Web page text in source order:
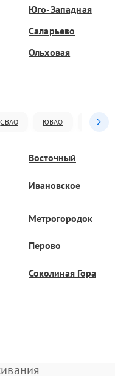
Юго-Западная
Саларьево
Ольховая
СВАО ЮВАО ЮАО
Восточный
Ивановское
Метрогородок
Перово
Соколиная Гора